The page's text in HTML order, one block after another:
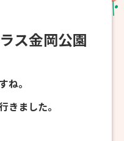
ス金岡公園
ね。
きました。